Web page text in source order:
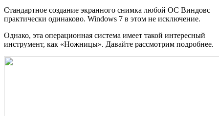
Стандартное создание экранного снимка любой ОС Виндовс
практически одинаково. Windows 7 в этом не исключение.
Однако, эта операционная система имеет такой интересный
инструмент, как «Ножницы». Давайте рассмотрим подробнее.